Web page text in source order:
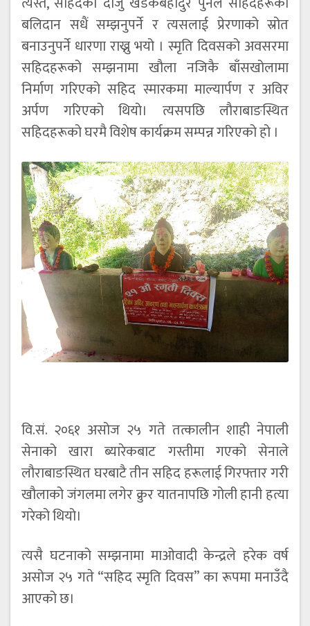
बलिदान सधैं सम्झनुपर्ने र त्यसलाई प्रेरणाको स्रोत
बनाउनुपर्ने धारणा राख्नु भयो । स्मृति दिवसको अवसरमा
सहिदहरूको सम्झनामा खौला नजिकै बाँसखोलामा
निर्माण गरिएको सहिद स्मारकमा माल्यार्पण र अविर
अर्पण गरिएको थियो। त्यसपछि लौराबाङस्थित
सहिदहरूको घरमै विशेष कार्यक्रम सम्पन्न गरिएको हो ।
वि.सं. २०६१ असोज २५ गते तत्कालीन शाही नेपाली
सेनाको खारा ब्यारेकबाट गस्तीमा गएको सेनाले
लौराबाङस्थित घरबाटै तीन सहिद हरूलाई गिरफ्तार गरी
खौलाको जंगलमा लगेर क्रुर यातनापछि गोली हानी हत्या
गरेको थियो।
त्यसै घटनाको सम्झनामा माओवादी केन्द्रले हरेक वर्ष
असोज २५ गते “सहिद स्मृति दिवस” का रूपमा मनाउँदै
आएको छ।